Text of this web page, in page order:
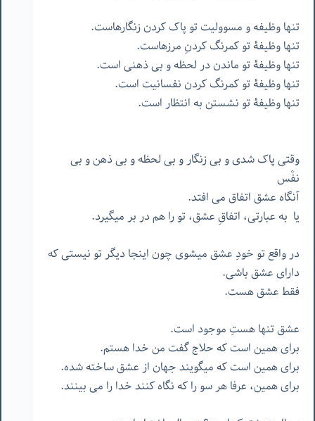
تنها وظیفه و مسوولیت تو پاک کردن زنگارهاست.
تنها وظیفۀ تو کمرنگ کردنِ مرزهاست.
تنها وظیفۀ تو ماندن در لحظه و بی ذهنی است.
تنها وظیفۀ تو کمرنگ کردن نفسانیت است.
تنها وظیفۀ تو نشستن به انتظار است.
وقتی پاک شدی و بی زنگار و بی لحظه و بی ذهن و بی
نفْس
آنگاه عشق اتفاق می افتد.
یا به عبارتی، اتفاقِ عشق، تو را هم در بر میگیرد.
در واقع تو خودِ عشق میشوی چون اینجا دیگر تو نیستی که
دارای عشق باشی.
فقط عشق هست.
عشق تنها هستِ موجود است.
برای همین است که حلاج گفت من خدا هستم.
برای همین است که میگویند جهان از عشق ساخته شده.
برای همین، عرفا هر سو را که نگاه کنند خدا را می بینند.